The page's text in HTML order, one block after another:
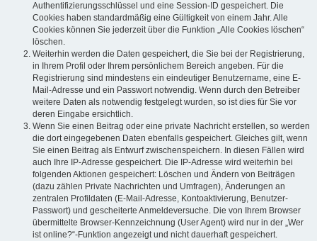
Authentifizierungsschlüssel und eine Session-ID gespeichert. Die
Cookies haben standardmäßig eine Gültigkeit von einem Jahr. Alle
Cookies können Sie jederzeit über die Funktion „Alle Cookies löschen“
löschen.
Weiterhin werden die Daten gespeichert, die Sie bei der Registrierung,
in Ihrem Profil oder Ihrem persönlichem Bereich angeben. Für die
Registrierung sind mindestens ein eindeutiger Benutzername, eine E-
Mail-Adresse und ein Passwort notwendig. Wenn durch den Betreiber
weitere Daten als notwendig festgelegt wurden, so ist dies für Sie vor
deren Eingabe ersichtlich.
Wenn Sie einen Beitrag oder eine private Nachricht erstellen, so werden
die dort eingegebenen Daten ebenfalls gespeichert. Gleiches gilt, wenn
Sie einen Beitrag als Entwurf zwischenspeichern. In diesen Fällen wird
auch Ihre IP-Adresse gespeichert. Die IP-Adresse wird weiterhin bei
folgenden Aktionen gespeichert: Löschen und Ändern von Beiträgen
(dazu zählen Private Nachrichten und Umfragen), Änderungen an
zentralen Profildaten (E-Mail-Adresse, Kontoaktivierung, Benutzer-
Passwort) und gescheiterte Anmeldeversuche. Die von Ihrem Browser
übermittelte Browser-Kennzeichnung (User Agent) wird nur in der „Wer
ist online?“-Funktion angezeigt und nicht dauerhaft gespeichert.